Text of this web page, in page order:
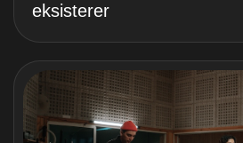
eksisterer